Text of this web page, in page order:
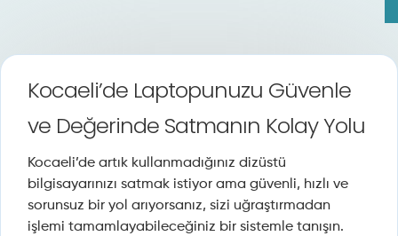
Kocaeli’de Laptopunuzu Güvenle
ve Değerinde Satmanın Kolay Yolu
Kocaeli’de artık kullanmadığınız dizüstü
bilgisayarınızı satmak istiyor ama güvenli, hızlı ve
sorunsuz bir yol arıyorsanız, sizi uğraştırmadan
işlemi tamamlayabileceğiniz bir sistemle tanışın.